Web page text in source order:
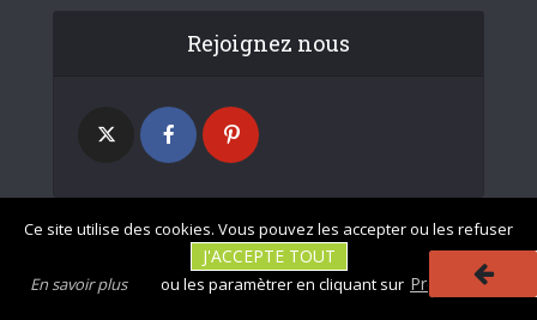
Rejoignez nous
Mentions légales| Tous droits réservés - divinatix.com © 2026
Photos non
Politique des cookies |
Ce site utilise des cookies. Vous pouvez les accepter ou les refuser
J'ACCEPTE TOUT
ou les paramètrer en cliquant sur Préférences
En savoir plus